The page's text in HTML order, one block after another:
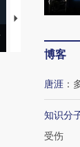
【推广】走进第
博客
唐涯 ：
知识分
受伤